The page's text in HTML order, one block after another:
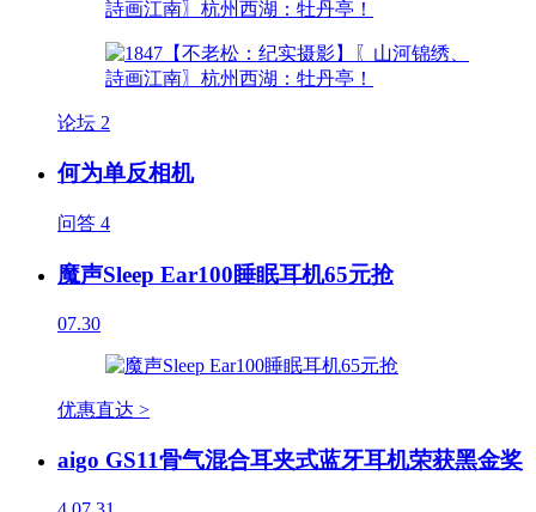
论坛 2
何为单反相机
问答 4
魔声Sleep Ear100睡眠耳机65元抢
07.30
优惠直达 >
aigo GS11骨气混合耳夹式蓝牙耳机荣获黑金奖